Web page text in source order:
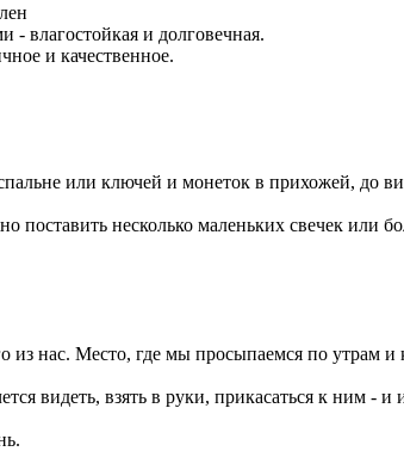
- влагостойкая и долговечная.
и качественное.
или ключей и монеток в прихожей, до
несколько маленьких свечек или
нас. Место, где мы просыпаемся по утрам
видеть, взять в руки, прикасаться к ним - и